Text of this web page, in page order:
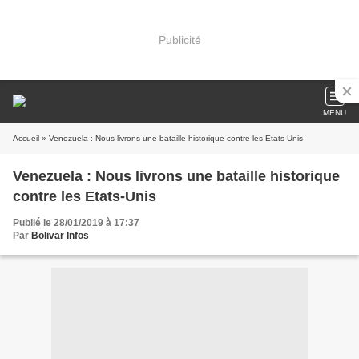
Publicité
MENU
Accueil » Venezuela : Nous livrons une bataille historique contre les Etats-Unis
Venezuela : Nous livrons une bataille historique
contre les Etats-Unis
Publié le 28/01/2019 à 17:37
Par Bolivar Infos